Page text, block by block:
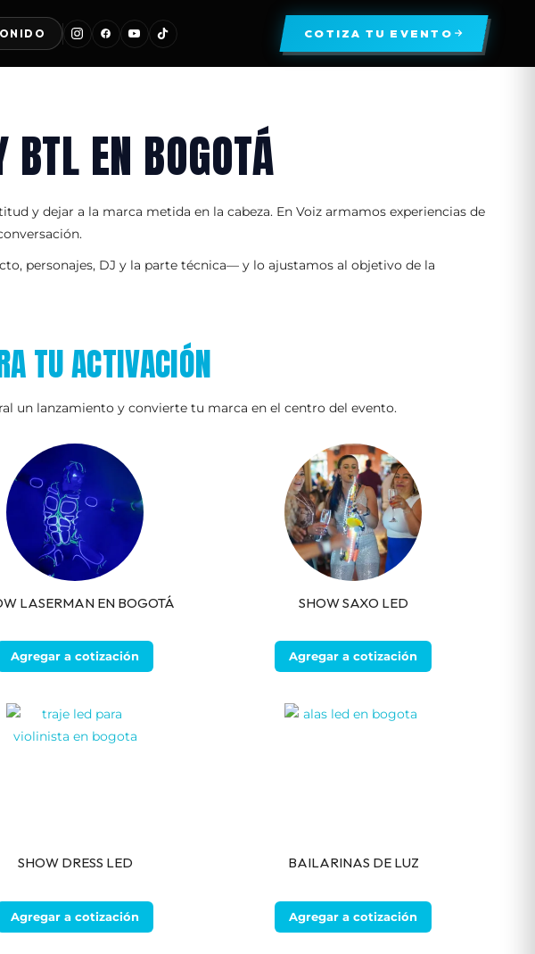
COTIZA TU EVENTO
EN BOGOTÁ
y dejar a la marca metida en la cabeza. En Voiz armamos experiencias de
personajes, DJ y la parte técnica— y lo ajustamos al objetivo de la
TU ACTIVACIÓN
un lanzamiento y convierte tu marca en el centro del evento.
LASERMAN EN BOGOTÁ
Agregar a cotización
SHOW SAXO LED
Agregar a cotización
SHOW DRESS LED
Agregar a cotización
BAILARINAS DE LUZ
Agregar a cotización